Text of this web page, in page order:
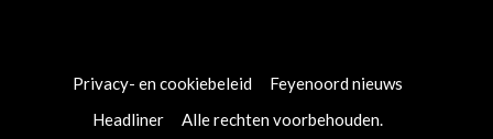
Privacy- en cookiebeleid
Feyenoord nieuws
Headliner
Alle rechten voorbehouden.